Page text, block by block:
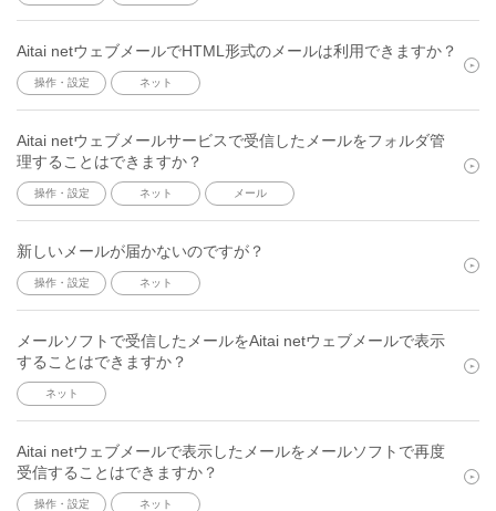
Aitai netウェブメールでHTML形式のメールは利用できますか？
操作・設定 ネット
Aitai netウェブメールサービスで受信したメールをフォルダ管
理することはできますか？
操作・設定 ネット メール
新しいメールが届かないのですが？
操作・設定 ネット
メールソフトで受信したメールをAitai netウェブメールで表示
することはできますか？
ネット
Aitai netウェブメールで表示したメールをメールソフトで再度
受信することはできますか？
操作・設定 ネット